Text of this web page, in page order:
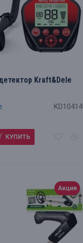
KD10414
Kraft&Dele
КУПИТЬ
Акция